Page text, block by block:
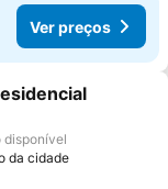
Ver preços
favoritos
electrico
disponível
da cidade